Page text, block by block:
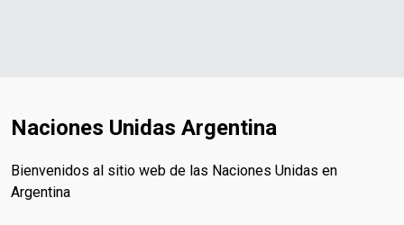
Naciones Unidas Argentina
Bienvenidos al sitio web de las Naciones Unidas en
Argentina